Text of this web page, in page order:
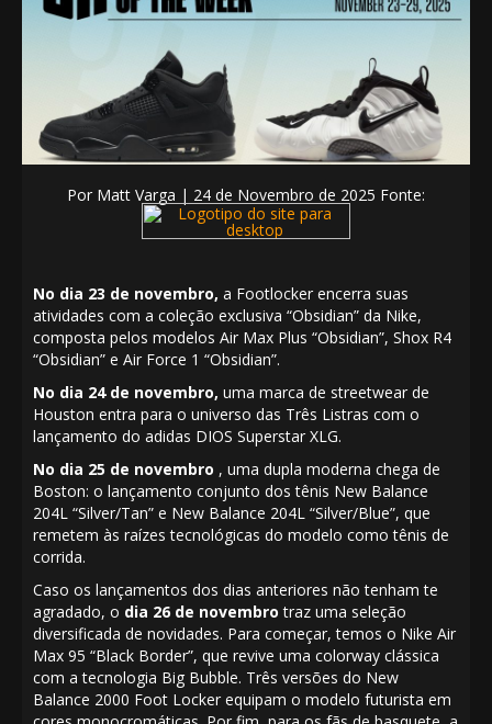
Por Matt Varga | 24 de Novembro de 2025 Fonte:
No dia 23 de novembro, a Footlocker encerra suas
atividades com a coleção exclusiva “Obsidian” da Nike,
composta pelos modelos Air Max Plus “Obsidian”, Shox R4
“Obsidian” e Air Force 1 “Obsidian”.
No dia 24 de novembro, uma marca de streetwear de
Houston entra para o universo das Três Listras com o
lançamento do adidas DIOS Superstar XLG.
No dia 25 de novembro , uma dupla moderna chega de
Boston: o lançamento conjunto dos tênis New Balance
204L “Silver/Tan” e New Balance 204L “Silver/Blue”, que
remetem às raízes tecnológicas do modelo como tênis de
corrida.
Caso os lançamentos dos dias anteriores não tenham te
agradado, o dia 26 de novembro traz uma seleção
diversificada de novidades. Para começar, temos o Nike Air
Max 95 “Black Border”, que revive uma colorway clássica
com a tecnologia Big Bubble. Três versões do New
Balance 2000 Foot Locker equipam o modelo futurista em